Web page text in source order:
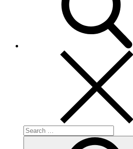
Search
for: